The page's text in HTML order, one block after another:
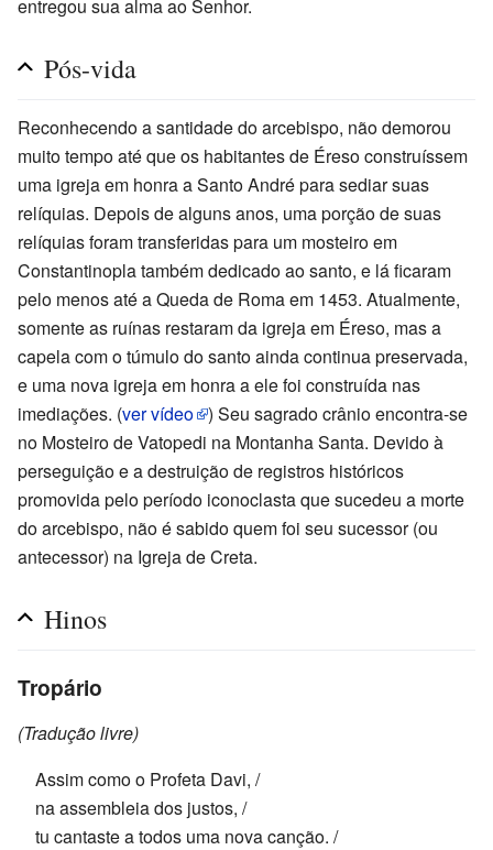
entregou sua alma ao Senhor.
Pós-vida
Reconhecendo a santidade do arcebispo, não demorou
muito tempo até que os habitantes de Éreso construíssem
uma igreja em honra a Santo André para sediar suas
relíquias. Depois de alguns anos, uma porção de suas
relíquias foram transferidas para um mosteiro em
Constantinopla também dedicado ao santo, e lá ficaram
pelo menos até a Queda de Roma em 1453. Atualmente,
somente as ruínas restaram da igreja em Éreso, mas a
capela com o túmulo do santo ainda continua preservada,
e uma nova igreja em honra a ele foi construída nas
imediações. (ver vídeo ) Seu sagrado crânio encontra-se
no Mosteiro de Vatopedi na Montanha Santa. Devido à
perseguição e a destruição de registros históricos
promovida pelo período iconoclasta que sucedeu a morte
do arcebispo, não é sabido quem foi seu sucessor (ou
antecessor) na Igreja de Creta.
Hinos
Tropário
(Tradução livre)
Assim como o Profeta Davi, /
na assembleia dos justos, /
tu cantaste a todos uma nova canção. /